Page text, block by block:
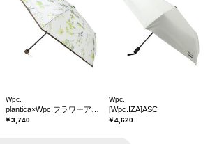
Wpc.
￥3,740
Wpc.
[Wpc.IZA]ASC
￥4,620